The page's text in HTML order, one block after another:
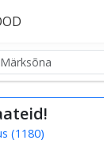
Otsi
(1180)